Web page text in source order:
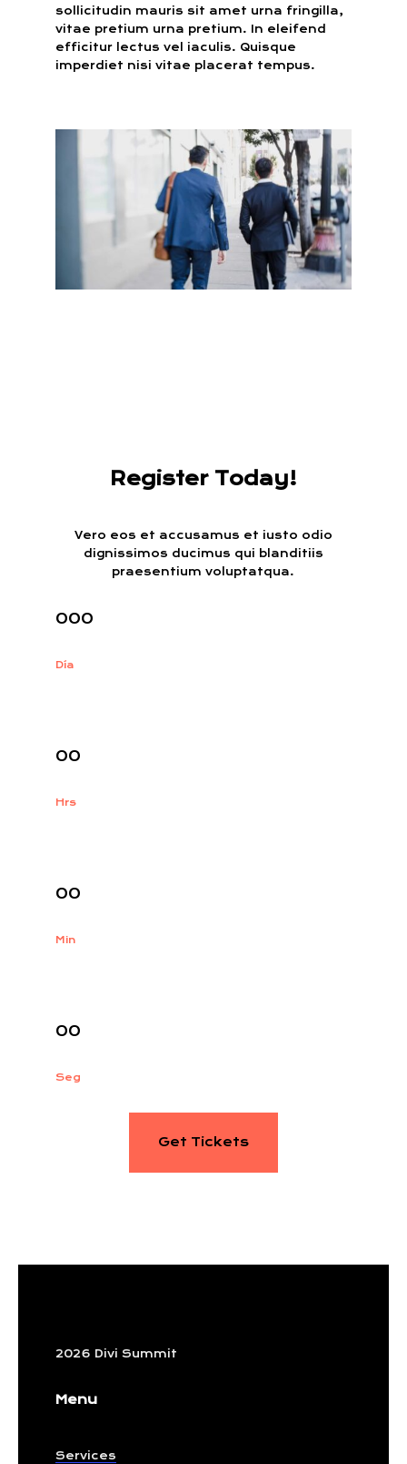
sollicitudin mauris sit amet urna fringilla,
vitae pretium urna pretium. In eleifend
efficitur lectus vel iaculis. Quisque
imperdiet nisi vitae placerat tempus.
Register Today!
Vero eos et accusamus et iusto odio
dignissimos ducimus qui blanditiis
praesentium voluptatqua.
000
Día
00
Hrs
00
Min
00
Seg
Get Tickets
2026 Divi Summit
Menu
Services